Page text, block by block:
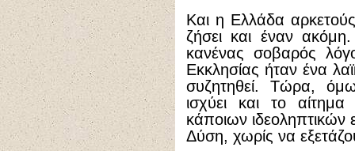
Και η Ελλάδα
ζήσει και έναν
κανένας σοβαρός
Εκκλησίας ήταν ένα
συζητηθεί. Τώρα,
ισχύει και το
κάποιων ιδεοληπτικών
Δύση, χωρίς να